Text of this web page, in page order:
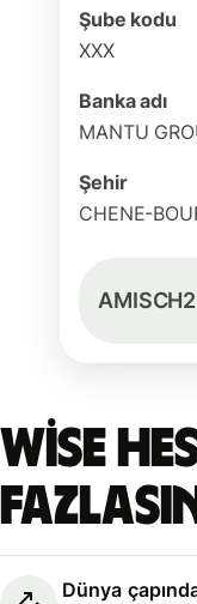
Şube kodu
XXX
Banka adı
MANTU
Şehir
CHENE-
Wise
Dünya